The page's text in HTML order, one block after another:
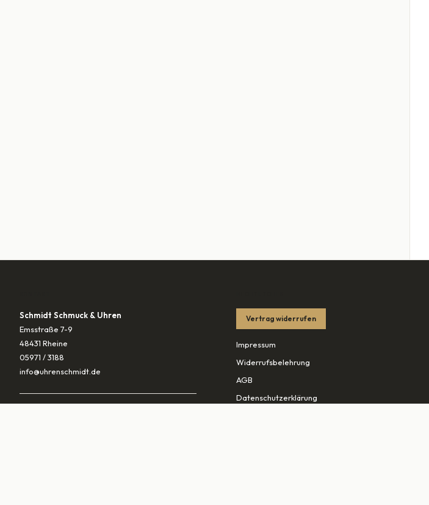
Schmidt Schmuck & Uhren
Emsstraße 7-9
48431 Rheine
05971 / 3188
info@uhrenschmidt.de
Vertrag widerrufen
Impressum
Widerrufsbelehrung
AGB
Datenschutzerklärung